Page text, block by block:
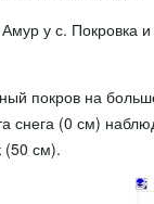
у с. Покровка
покров на
снега (0 см)
(50 см).